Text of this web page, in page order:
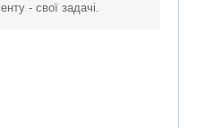
- свої задачі.